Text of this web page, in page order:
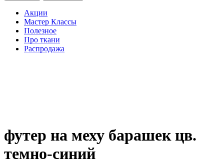
Акции
Мастер Классы
Полезное
Про ткани
Распродажа
футер на меху барашек цв.
темно-синий